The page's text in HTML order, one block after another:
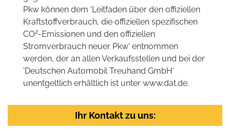
Pkw können dem 'Leitfaden über den offiziellen
Kraftstoffverbrauch, die offiziellen spezifischen
CO2-Emissionen und den offiziellen
Stromverbrauch neuer Pkw' entnommen
werden, der an allen Verkaufsstellen und bei der
'Deutschen Automobil Treuhand GmbH'
unentgeltlich erhältlich ist unter www.dat.de.
Ihr Kontakt zu uns: